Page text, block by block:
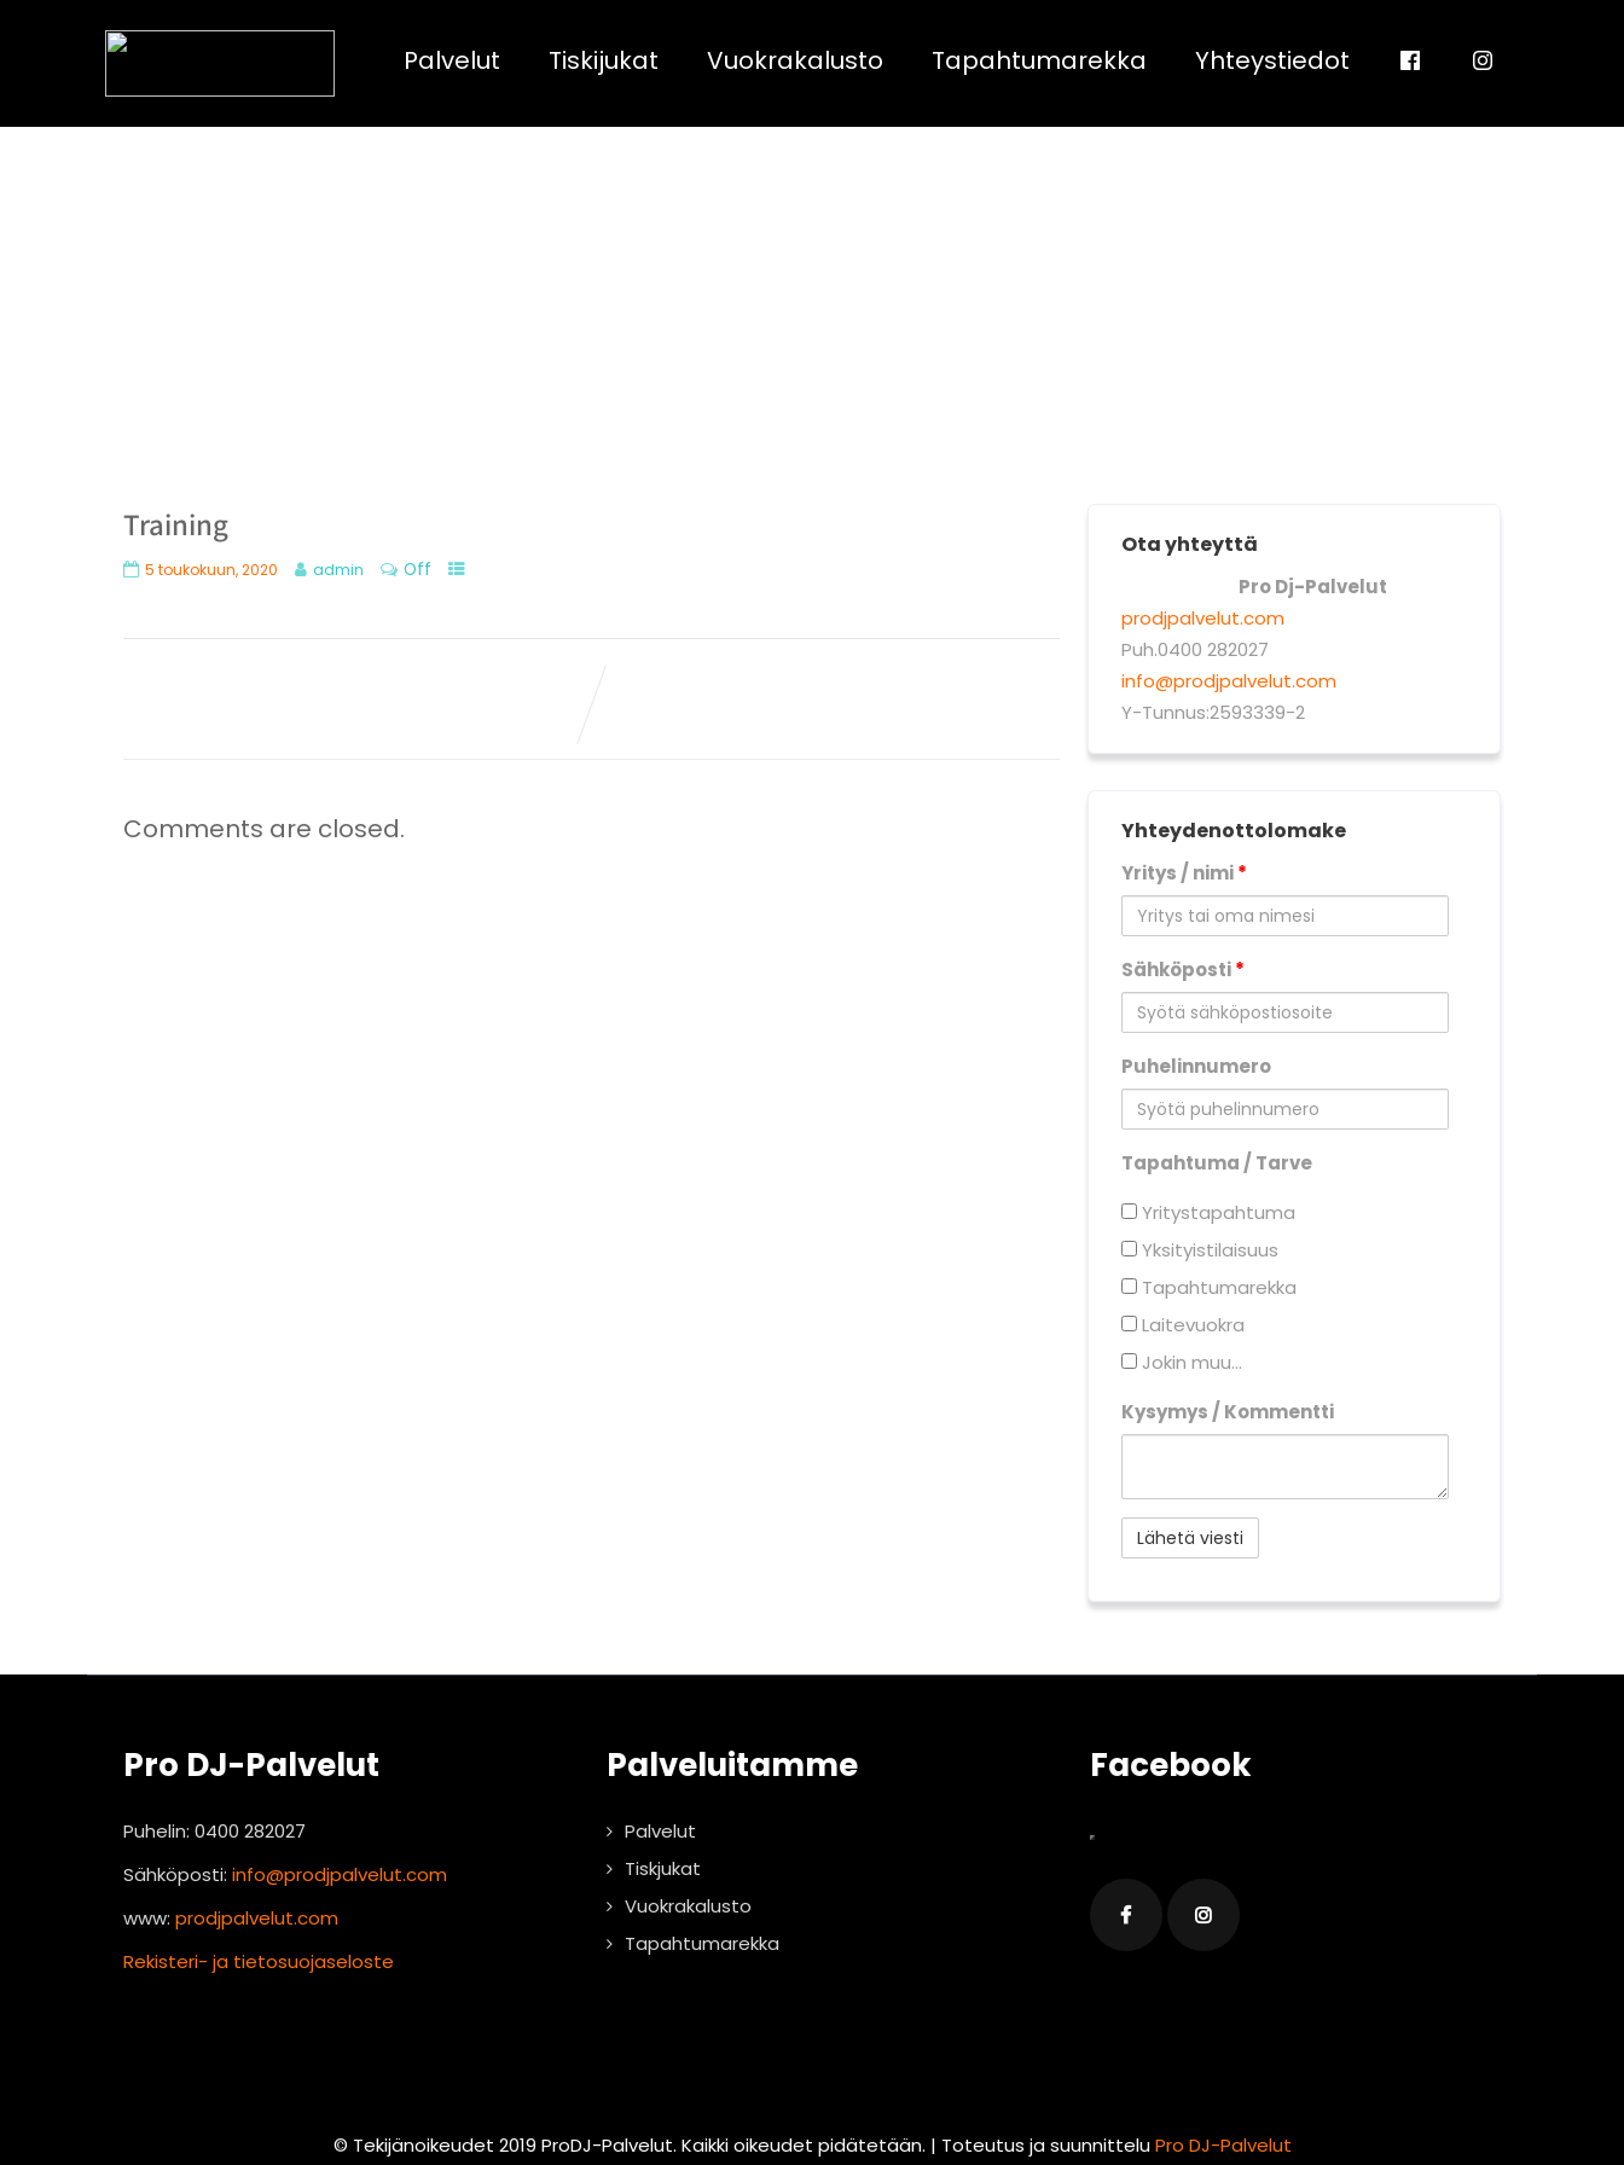
Palvelut Tiskijukat Vuokrakalusto Tapahtumarekka Yhteystiedot
Training
5 toukokuun, 2020 admin Off
Comments are closed.
Ota yhteyttä
Pro Dj-Palvelut
prodjpalvelut.com
Puh.0400 282027
info@prodjpalvelut.com
Y-Tunnus:2593339-2
Yhteydenottolomake
Yritys / nimi*
Sähköposti*
Puhelinnumero
Tapahtuma / Tarve
Yritystapahtuma
Yksityistilaisuus
Tapahtumarekka
Laitevuokra
Jokin muu...
Kysymys / Kommentti
Pro DJ-Palvelut
Puhelin: 0400 282027
Sähköposti: info@prodjpalvelut.com
www: prodjpalvelut.com
Rekisteri- ja tietosuojaseloste
Palveluitamme
Palvelut
Tiskjukat
Vuokrakalusto
Tapahtumarekka
Facebook
© Tekijänoikeudet 2019 ProDJ-Palvelut. Kaikki oikeudet pidätetään. | Toteutus ja suunnitteluPro DJ-Palvelut